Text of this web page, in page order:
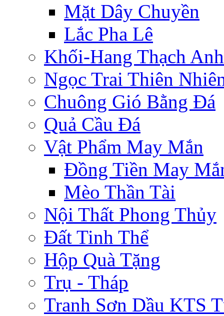
Mặt Dây Chuyền
Lắc Pha Lê
Khối-Hang Thạch Anh
Ngọc Trai Thiên
Chuông Gió Bằng Đá
Quả Cầu Đá
Vật Phẩm May Mắn
Đồng Tiền May
Mèo Thần Tài
Nội Thất Phong Thủy
Đất Tinh Thể
Hộp Quà Tặng
Trụ - Tháp
Tranh Sơn Dầu KTS